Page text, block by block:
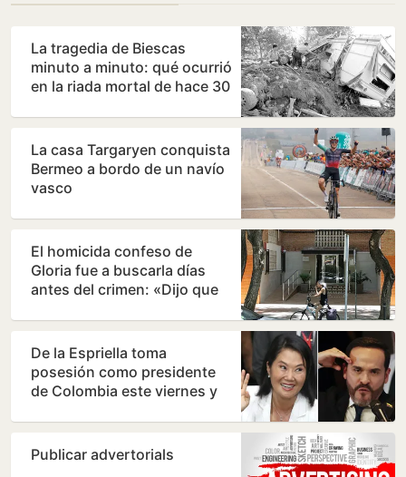
La tragedia de Biescas
minuto a minuto: qué ocurrió
en la riada mortal de hace 30
La casa Targaryen conquista
Bermeo a bordo de un navío
vasco
El homicida confeso de
Gloria fue a buscarla días
antes del crimen: «Dijo que
De la Espriella toma
posesión como presidente
de Colombia este viernes y
Publicar advertorials